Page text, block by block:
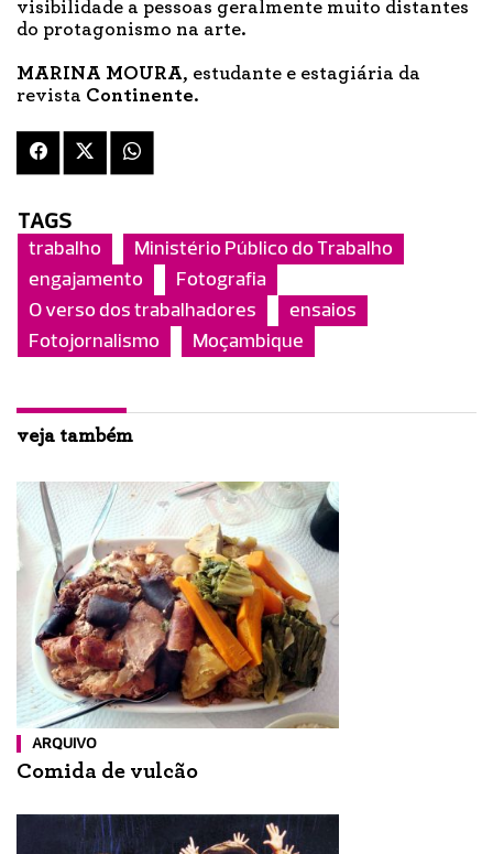
visibilidade a pessoas geralmente muito distantes
do protagonismo na arte.
MARINA MOURA, estudante e estagiária da
revista Continente.
TAGS
trabalho
Ministério Público do Trabalho
engajamento
Fotografia
O verso dos trabalhadores
ensaios
Fotojornalismo
Moçambique
veja também
ARQUIVO
Comida de vulcão